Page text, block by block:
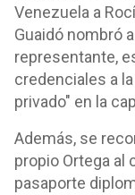
Venezuela a
Guaidó nombró
representante,
credenciales a
privado" en la
Además, se
propio Ortega al
pasaporte